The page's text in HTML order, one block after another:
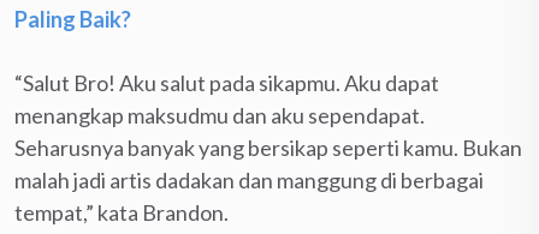
Paling Baik?
“Salut Bro! Aku salut pada sikapmu. Aku dapat
menangkap maksudmu dan aku sependapat.
Seharusnya banyak yang bersikap seperti kamu. Bukan
malah jadi artis dadakan dan manggung di berbagai
tempat,” kata Brandon.